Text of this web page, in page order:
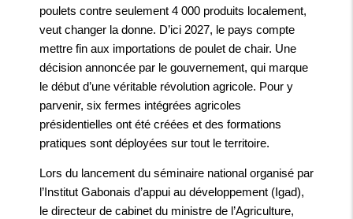
poulets contre seulement 4 000 produits localement,
veut changer la donne. D’ici 2027, le pays compte
mettre fin aux importations de poulet de chair. Une
décision annoncée par le gouvernement, qui marque
le début d’une véritable révolution agricole. Pour y
parvenir, six fermes intégrées agricoles
présidentielles ont été créées et des formations
pratiques sont déployées sur tout le territoire.
Lors du lancement du séminaire national organisé par
l’Institut Gabonais d’appui au développement (Igad),
le directeur de cabinet du ministre de l’Agriculture,